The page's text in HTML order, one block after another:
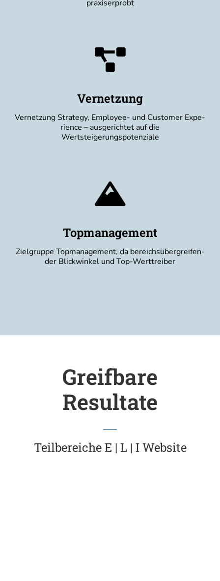
praxiserprobt
Vernetzung
Ver­net­zung Stra­tegy, Employee- und Cus­to­mer Expe­
ri­ence – aus­ge­rich­tet auf die
Wertsteigerungspotenziale
Topmanagement
Ziel­grup­pe Top­ma­nage­ment, da bereichs­über­grei­fen­
der Blick­win­kel und Top-Werttreiber
Greifbare
Resultate
Teilbereiche E | L | I Website